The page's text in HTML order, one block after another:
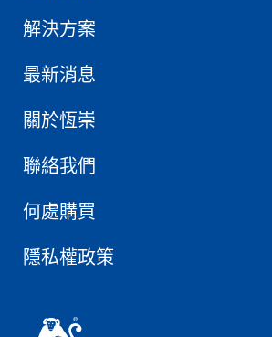
解決方案
最新消息
關於恆崇
聯絡我們
何處購買
隱私權政策